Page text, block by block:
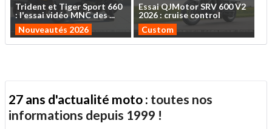
Trident et TigerSport 660
: l'essaividéoMNCdes...
Nouveautés 2026
EssaiQJMotorSRV 600V2
2026 : cruise control
Custom
27 ans d'actualité moto : toutes nos
informations depuis 1999 !